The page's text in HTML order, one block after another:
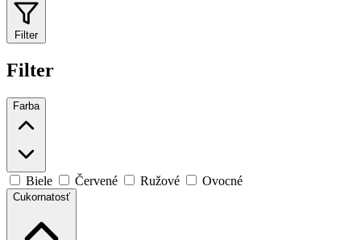
Filter
Filter
Farba
Biele Červené Ružové Ovocné
Cukornatosť